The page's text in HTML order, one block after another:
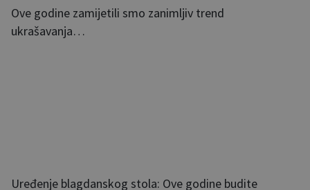
Ove godine zamijetili smo zanimljiv trend
ukrašavanja…
Uređenje blagdanskog stola: Ove godine budite